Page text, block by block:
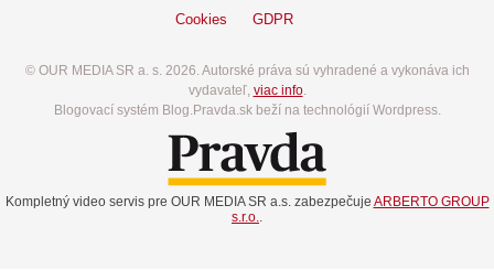
Cookies GDPR
© OUR MEDIA SR a. s. 2026. Autorské práva sú vyhradené a vykonáva ich
vydavateľ, viac info.
Blogovací systém Blog.Pravda.sk beží na technológií Wordpress.
Kompletný video servis pre OUR MEDIA SR a.s. zabezpečuje ARBERTO GROUP
s.r.o..